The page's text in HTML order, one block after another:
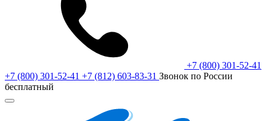
+7 (800) 301-52-41
+7 (800) 301-52-41 +7 (812) 603-83-31 Звонок по России
бесплатный